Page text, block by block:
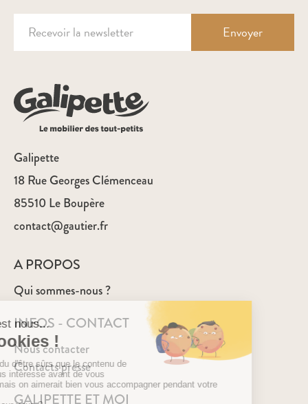
Galipette
18 Rue Georges Clémenceau
85510 Le Boupère
contact@gautier.fr
A PROPOS
Qui sommes-nous ?
INFOS - CONTACT
Nous contacter
Contacts presse
GALIPETTE ET MOI